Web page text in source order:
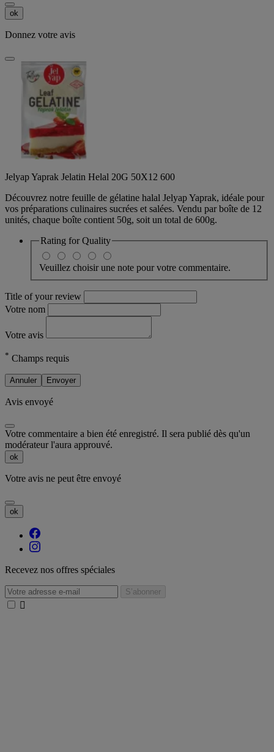
ok
Donnez votre avis
Jelyap Yaprak Jelatin Helal 20G 50X12 600
Découvrez notre feuille de gélatine halal Jelyap Yaprak, idéale pour
vos préparations culinaires sucrées et salées. Vendu par boîte de 12
unités, chaque boîte contient 50g, soit un total de 600g.
Rating forQuality
Veuillez choisir une note pour votre commentaire.
Title of your review
Votre nom
Votre avis
* Champs requis
Annuler Envoyer
Avis envoyé
Votre commentaire a bien été enregistré. Il sera publié dès qu'un
modérateur l'aura approuvé.
ok
Votre avis ne peut être envoyé
ok
Recevez nos offres spéciales
